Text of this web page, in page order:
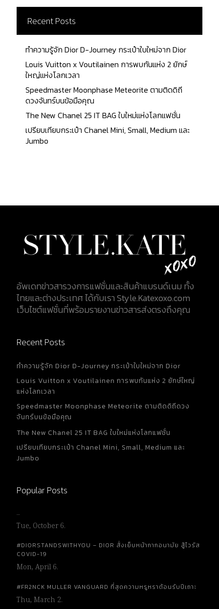
Recent Posts
ทำความรู้จัก Dior D-Journey กระเป๋าใบใหม่จาก Dior
Louis Vuitton x Voutilainen การพบกันแห่ง 2 ยักษ์
ใหญ่แห่งโลกเวลา
Speedmaster Moonphase Meteorite ตามติดดิถี
ดวงจันทร์บนข้อมือคุณ
The New Chanel 25 IT BAG ใบใหม่แห่งโลกแฟชั่น
เปรียบเทียบกระเป๋า Chanel Mini, Small, Medium และ
Jumbo
อัพเดทข่าวสารวงการแฟชั่นและสินค้าแบรนด์เนม ทั้ง
ไทยและต่างประเทศ ได้กับเรา Style.Katexoxo.com
เว็บไซต์แฟชั่นที่พร้อมรายงานข่าวสารส่งตรงถึงคุณ
Recent Posts
ทำความรู้จัก Dior D-Journey กระเป๋าใบใหม่จาก Dior
Louis Vuitton x Voutilainen การพบกันแห่ง 2 ยักษ์ใหญ่
แห่งโลกเวลา
Speedmaster Moonphase Meteorite ตามติดดิถีดวง
จันทร์บนข้อมือคุณ
The New Chanel 25 IT BAG ใบใหม่แห่งโลกแฟชั่น
เปรียบเทียบกระเป๋า Chanel Mini, Small, Medium และ
Jumbo
Popular Posts
…
Tue, October 6.
#DIORSTANDSWITHYOU – DIOR สั่งเย็บหน้ากากอนามัย สู้ไวรัส
COVID-19
Mon, April 6.
#FR2NCK MULLER VANGUARD ที่สุดความหรูหราต้อนรับปีเถาะ
Thu, March 2.